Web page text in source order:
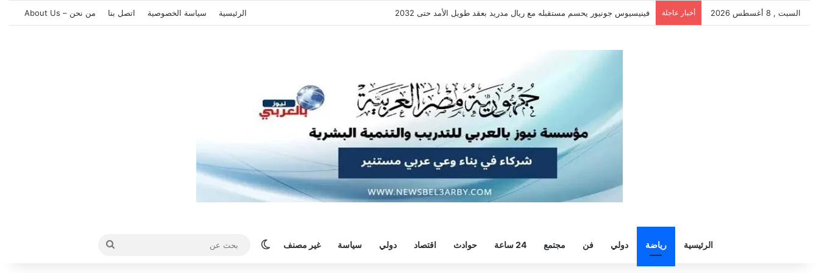
السبت , 8 أغسطس 2026 أخبار عاجلة سيلتيك يكثف مفاوضاته لحسم صفقة هيثم حسن.. واللاعب يُرحب الرئيسية سياسة الخصوصية اتصل بنا من نحن – About Us
الرئيسية رياضة دولي فن مجتمع 24 ساعة حوادث اقتصاد دولي سياسة غير مصنف الوضع المظلم
بحث